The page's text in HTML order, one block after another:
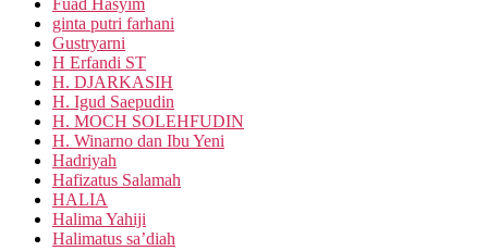
Fuad Hasyim
ginta putri farhani
Gustryarni
H Erfandi ST
H. DJARKASIH
H. Igud Saepudin
H. MOCH SOLEHFUDIN
H. Winarno dan Ibu Yeni
Hadriyah
Hafizatus Salamah
HALIA
Halima Yahiji
Halimatus sa’diah